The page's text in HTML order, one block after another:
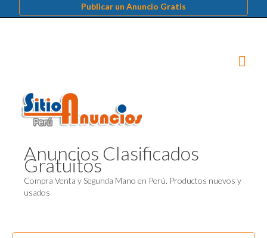
Publicar un Anuncio Gratis
Anuncios Clasificados
Gratuitos
Compra Venta y Segunda Mano en Perú. Productos nuevos y
usados